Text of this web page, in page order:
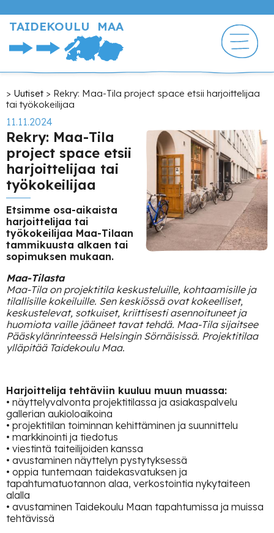
pääsisältöön
TAIDEKOULU MAA
Murupolku
Uutiset
Rekry: Maa-Tila project space etsii harjoittelijaa
tai työkokeilijaa
11.11.2024
Rekry: Maa-Tila
project space etsii
harjoittelijaa tai
työkokeilijaa
Etsimme osa-aikaista
harjoittelijaa tai
työkokeilijaa Maa-Tilaan
tammikuusta alkaen tai
sopimuksen mukaan.
Maa-Tilasta
Maa-Tila on projektitila keskusteluille, kohtaamisille ja
tilallisille kokeiluille. Sen keskiössä ovat kokeelliset,
keskustelevat, sotkuiset, kriittisesti asennoituneet ja
huomiota vaille jääneet tavat tehdä. Maa-Tila sijaitsee
Pääskylänrinteessä Helsingin Sörnäisissä. Projektitilaa
ylläpitää Taidekoulu Maa.
Harjoittelija tehtäviin kuuluu muun muassa:
• näyttelyvalvonta projektitilassa ja asiakaspalvelu
gallerian aukioloaikoina
• projektitilan toiminnan kehittäminen ja suunnittelu
• markkinointi ja tiedotus
• viestintä taiteilijoiden kanssa
• avustaminen näyttelyn pystytyksessä
• oppia tuntemaan taidekasvatuksen ja
tapahtumatuotannon alaa, verkostointia nykytaiteen
alalla
• avustaminen Taidekoulu Maan tapahtumissa ja muissa
tehtävissä